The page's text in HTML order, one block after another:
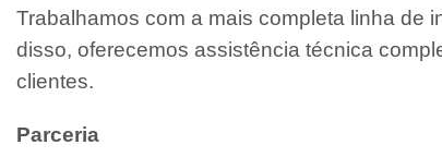
Trabalhamos com a mais completa linha de
disso, oferecemos assistência técnica
clientes.
Parceria